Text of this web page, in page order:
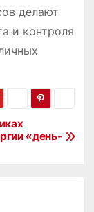
делают
и контроля
«день-